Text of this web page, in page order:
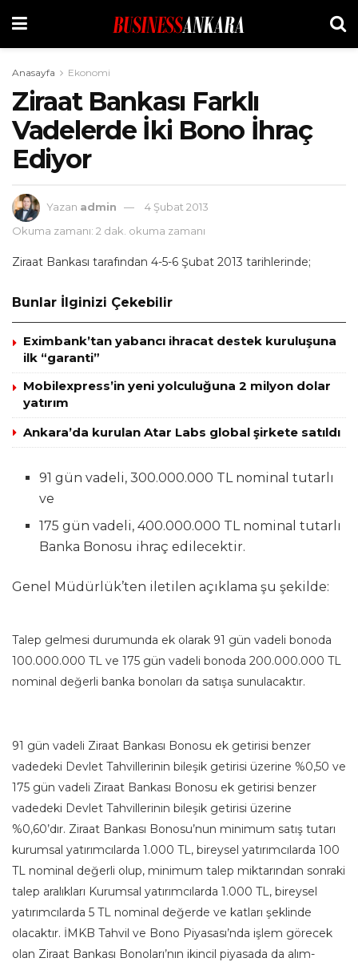
Anasayfa Ekonomi
Ziraat Bankası Farklı
Vadelerde İki Bono İhraç
Ediyor
Yazan admin
4 Şubat 2013
Okuma zamanı: 2 dak. okuma zamanı
Ziraat Bankası tarafından 4-5-6 Şubat 2013 tarihlerinde;
Bunlar İlginizi Çekebilir
Eximbank’tan yabancı ihracat destek kuruluşuna
ilk “garanti”
Mobilexpress’in yeni yolculuğuna 2 milyon dolar
yatırım
Ankara’da kurulan Atar Labs global şirkete satıldı
91 gün vadeli, 300.000.000 TL nominal tutarlı
ve
175 gün vadeli, 400.000.000 TL nominal tutarlı
Banka Bonosu ihraç edilecektir.
Genel Müdürlük’ten iletilen açıklama şu şekilde:
Talep gelmesi durumunda ek olarak 91 gün vadeli bonoda
100.000.000 TL ve 175 gün vadeli bonoda 200.000.000 TL
nominal değerli banka bonoları da satışa sunulacaktır.
91 gün vadeli Ziraat Bankası Bonosu ek getirisi benzer
vadedeki Devlet Tahvillerinin bileşik getirisi üzerine %0,50 ve
175 gün vadeli Ziraat Bankası Bonosu ek getirisi benzer
vadedeki Devlet Tahvillerinin bileşik getirisi üzerine
%0,60’dır. Ziraat Bankası Bonosu’nun minimum satış tutarı
kurumsal yatırımcılarda 1.000 TL, bireysel yatırımcılarda 100
TL nominal değerli olup, minimum talep miktarından sonraki
talep aralıkları Kurumsal yatırımcılarda 1.000 TL, bireysel
yatırımcılarda 5 TL nominal değerde ve katları şeklinde
olacaktır. İMKB Tahvil ve Bono Piyasası’nda işlem görecek
olan Ziraat Bankası Bonoları’nın ikincil piyasada da alım-